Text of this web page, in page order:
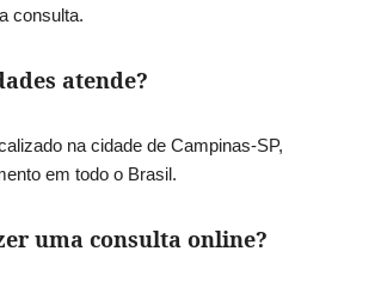
consulta.
atende?
na cidade de Campinas-SP,
em todo o Brasil.
uma consulta online?